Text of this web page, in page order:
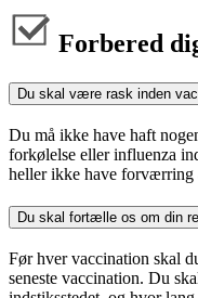
Forbered
Du skal være rask inden
Du må ikke have haft
forkølelse eller influenza
heller ikke have forværring
Du skal fortælle os om din
Før hver vaccination skal
seneste vaccination. Du